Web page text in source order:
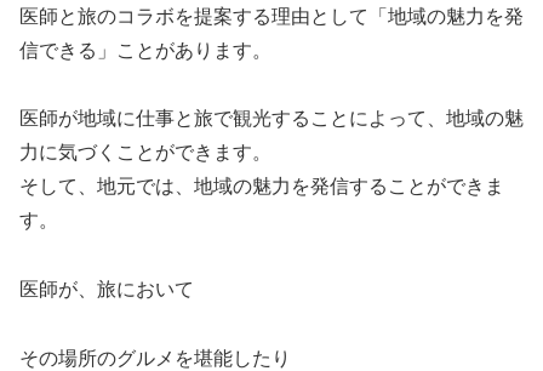
医師と旅のコラボを提案する理由として「地域の魅力を発
信できる」ことがあります。
医師が地域に仕事と旅で観光することによって、地域の魅
力に気づくことができます。
そして、地元では、地域の魅力を発信することができま
す。
医師が、旅において
その場所のグルメを堪能したり